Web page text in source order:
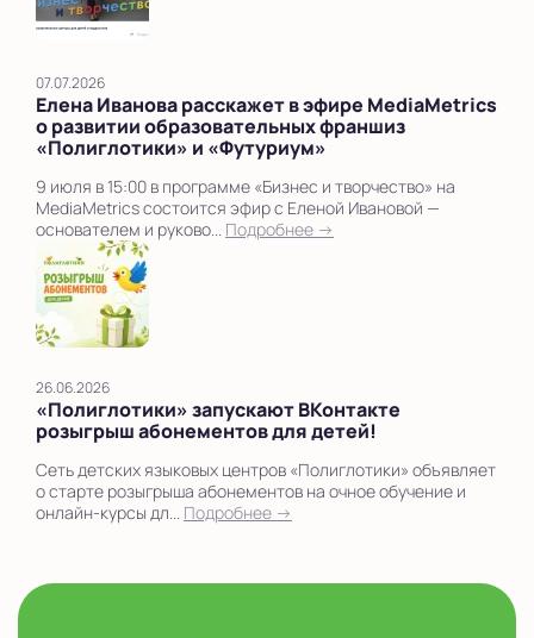
07.07.2026
Елена Иванова расскажет в эфире MediaMetrics
о развитии образовательных франшиз
«Полиглотики» и «Футуриум»
9 июля в 15:00 в программе «Бизнес и творчество» на
MediaMetrics состоится эфир с Еленой Ивановой —
основателем и руково... Подробнее →
26.06.2026
«Полиглотики» запускают ВКонтакте
розыгрыш абонементов для детей!
Сеть детских языковых центров «Полиглотики» объявляет
о старте розыгрыша абонементов на очное обучение и
онлайн-курсы дл... Подробнее →